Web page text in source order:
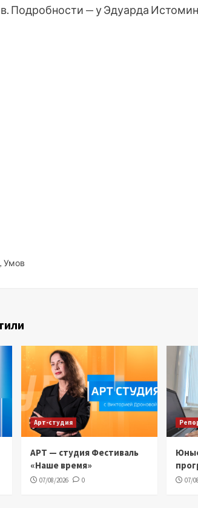
Подробности — у Эдуарда
, Умов
Арт-студия
АРТ — студия Фестиваль
«Наше время»
07/08/2026 0 07/